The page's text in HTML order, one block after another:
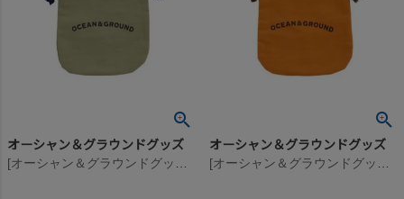
オーシャン＆グラウンドグッズ オーシャン＆グラウンドグッズ